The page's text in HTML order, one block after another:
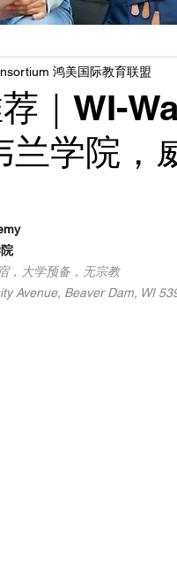
｜WI-
兰学院，
鸿美国际教育联盟
，大学预备，无宗教
Avenue, Beaver Dam, WI